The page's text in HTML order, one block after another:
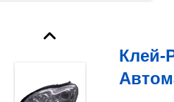
Клей-